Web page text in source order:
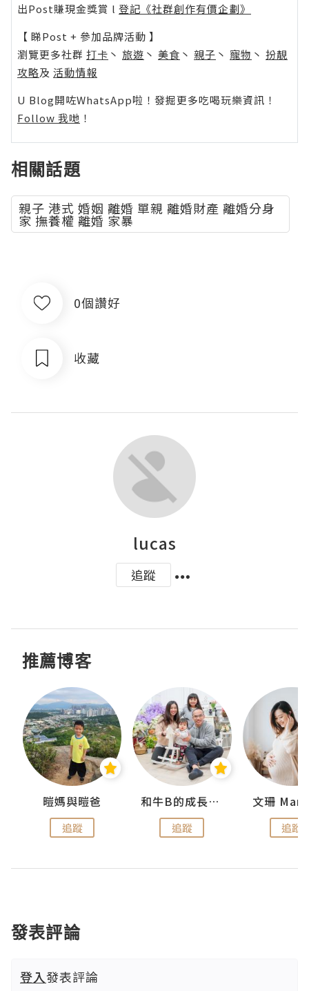
出Post賺現金獎賞 l 登記《社群創作有價企劃》
【 睇Post + 參加品牌活動 】
瀏覽更多社群 打卡 丶 旅遊 丶 美食 丶 親子 丶 寵物 丶 扮靚
攻略及 活動情報
U Blog開咗WhatsApp啦！發掘更多吃喝玩樂資訊！
Follow 我哋 ！
相關話題
親子 港式 婚姻 離婚 單親 離婚財產 離婚分身
家 撫養權 離婚 家暴
0個讚好
收藏
lucas
追蹤
推薦博客
暟媽與暟爸
追蹤
和牛B的成長日記
追蹤
文珊
追蹤
發表評論
登入發表評論